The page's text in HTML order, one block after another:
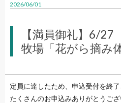
2026/06/01
【満員御礼】6/27
牧場「花がら摘み
定員に達したため、申込受付を終了
たくさんのお申込みありがとうござ